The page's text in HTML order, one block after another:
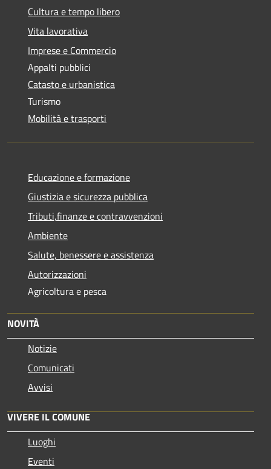
Cultura e tempo libero
Vita lavorativa
Imprese e Commercio
Appalti pubblici
Catasto e urbanistica
Turismo
Mobilità e trasporti
Educazione e formazione
Giustizia e sicurezza pubblica
Tributi,finanze e contravvenzioni
Ambiente
Salute, benessere e assistenza
Autorizzazioni
Agricoltura e pesca
NOVITÀ
Notizie
Comunicati
Avvisi
VIVERE IL COMUNE
Luoghi
Eventi